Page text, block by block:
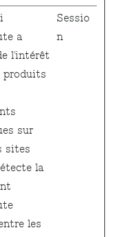
a
l'intérêt
produits
sur
sites
la
les
Sessio
n